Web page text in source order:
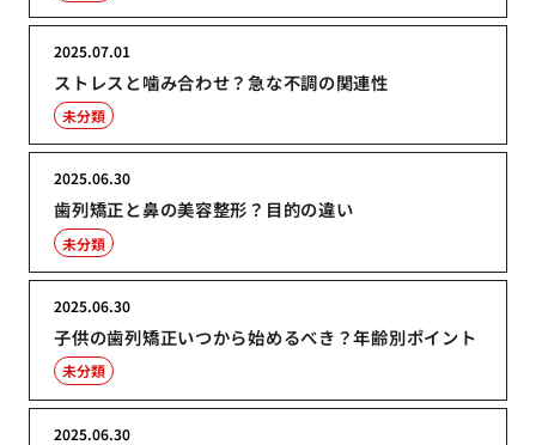
ストレスと噛み合わせ？急な不調の関連性
2025.07.01
未分類
歯列矯正と鼻の美容整形？目的の違い
2025.06.30
未分類
子供の歯列矯正いつから始めるべき？年齢別ポイント
2025.06.30
未分類
2025.06.30